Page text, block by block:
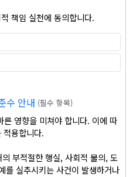
책임 실천에 동의합니다.
수 안내 (필수 항목)
영향을 미쳐야 합니다. 이에 따
적용합니다.
부적절한 행실, 사회적 물의, 도
를 실추시키는 사건이 발생하거나